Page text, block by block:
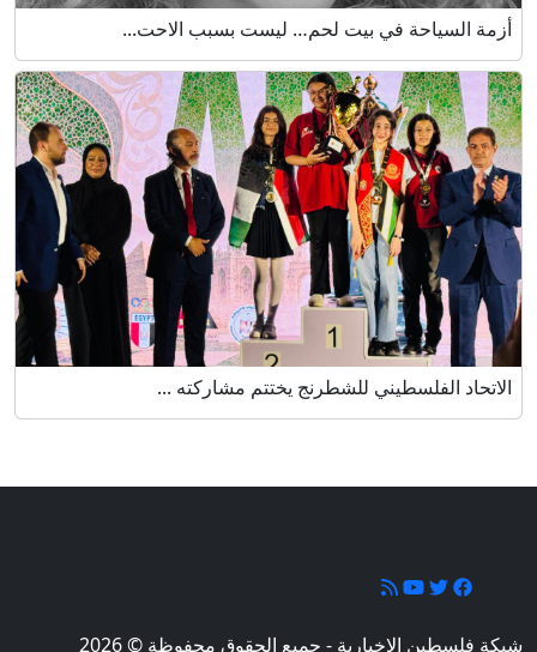
أزمة السياحة في بيت لحم… ليست بسبب الاحت...
الاتحاد الفلسطيني للشطرنج يختتم مشاركته ...
شبكة فلسطين الإخبارية - جميع الحقوق محفوظة © 2026